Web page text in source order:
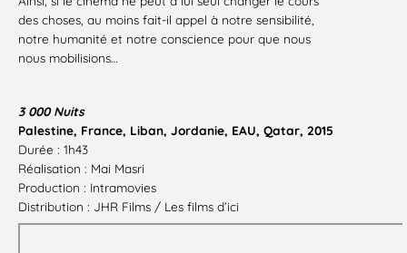
des choses, au moins fait-il appel à notre sensibilité,
notre humanité et notre conscience pour que nous
nous mobilisions…
3 000 Nuits
Palestine, France, Liban, Jordanie, EAU, Qatar, 2015
Durée : 1h43
Réalisation : Mai Masri
Production : Intramovies
Distribution : JHR Films / Les films d’ici